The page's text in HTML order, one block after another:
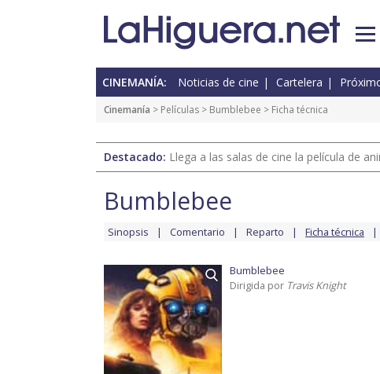
CINEMANÍA: Noticias de cine Cartelera
Cinemanía > Películas > Bumblebee > Ficha técnica
Destacado: Llega a las salas de cine la película de
Bumblebee
Sinopsis Comentario Reparto Ficha técnica
Bumblebee
Dirigida por Travis Knight